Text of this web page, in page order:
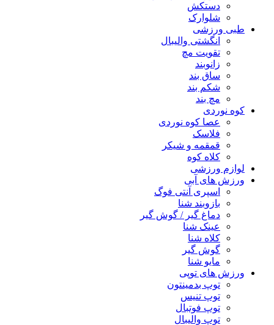
دستکش
شلوارک
طبی ورزشی
انگشتی واليبال
تقویت مچ
زانوبند
ساق بند
شکم بند
مچ بند
کوه نوردی
عصا کوه نوردی
فلاسک
قمقمه و شیکر
کلاه کوه
لوازم ورزشی
ورزش های آبی
اسپری آنتی فوگ
بازوبند شنا
دماغ گیر / گوش گیر
عینک شنا
کلاه شنا
گوش گیر
مایو شنا
ورزش های توپی
توپ بدمینتون
توپ تنیس
توپ فوتبال
توپ والیبال